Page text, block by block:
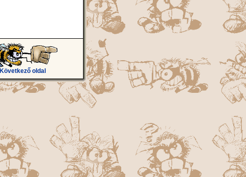
Következő oldal